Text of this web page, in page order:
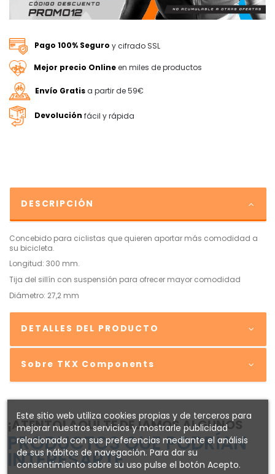
Pago 100% Seguro y cifrado SSL
Mejor precio Onlineen miles de productos
Envío Gratisa partir de 59€
Devolución fácil y rápida
DESCRIPCIÓN
Concebido para ciclistas que quieren aportar más comodidad a
su bicicleta.
Longitud: 300 mm.
Tija del sillín con suspensión para ofrecer mayor comodidad
Diámetro: 27,2 mm
DETALLES DEL PRODUCTO
Sobre TKX Components
¡ATENTO! AQUÍ TE DEJAMOS ALGUNOS
PRODUCTOS QUE PODRÍAN
INTERESARTE
Este sitio web utiliza cookies propias y de terceros para
mejorar nuestros servicios y mostrarle publicidad
relacionada con sus preferencias mediante el análisis
de sus hábitos de navegación. Para dar su
consentimiento sobre su uso pulse el botón Acepto.